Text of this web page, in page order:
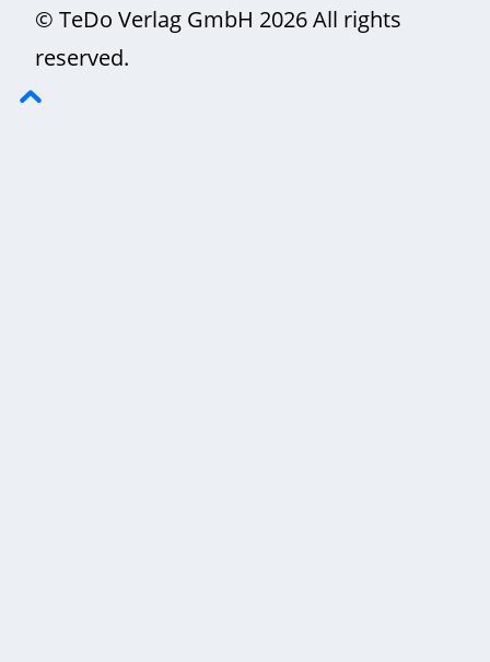
© TeDo Verlag GmbH 2026 All rights
reserved.